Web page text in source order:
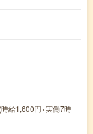
給1,600円×実働7時